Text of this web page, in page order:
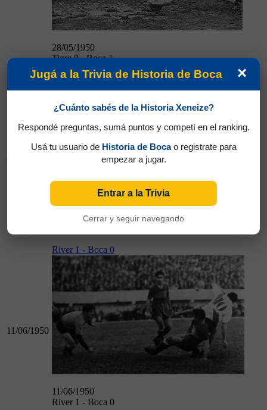
28/05/1950
Tigre 0 - Boca 1
04/06/1950
Boca 3 - Independiente 0
04/06/1950
11/06/1950
River 1 - Boca 0
11/06/1950
River 1 - Boca 0
×
Jugá a la Trivia de Historia de Boca
¿Cuánto sabés de la Historia Xeneize?
Respondé preguntas, sumá puntos y competí en el ranking.
Usá tu usuario de Historia de Bocao registrate para
empezar a jugar.
Entrar a la Trivia
Cerrar y seguir navegando